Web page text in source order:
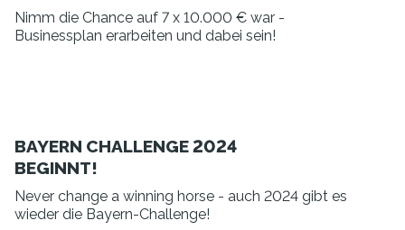
Nimm die Chance auf 7 x 10.000 € war -
Businessplan erarbeiten und dabei sein!
BAYERN CHALLENGE 2024
BEGINNT!
Never change a winning horse - auch 2024 gibt es
wieder die Bayern-Challenge!